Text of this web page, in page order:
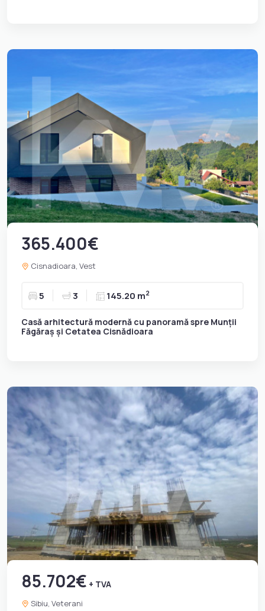
365.400€
Cisnadioara, Vest
5 3 145.20 m2
Casă arhitectură modernă cu panoramă spre Munții
Făgăraș și Cetatea Cisnădioara
85.702€ + TVA
Sibiu, Veterani